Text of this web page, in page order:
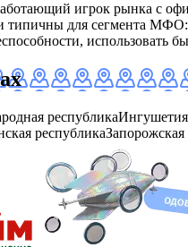
игрок рынка с
типичны для сегмента
республика
республикаЗапорожская